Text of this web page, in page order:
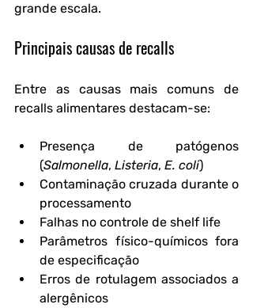
grande escala.
Principais causas de recalls
Entre as causas mais comuns de
recalls alimentares destacam-se:
Presença de patógenos
(Salmonella, Listeria, E. coli)
Contaminação cruzada durante o
processamento
Falhas no controle de shelf life
Parâmetros físico-químicos fora
de especificação
Erros de rotulagem associados a
alergênicos